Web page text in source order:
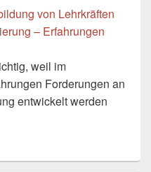
von Lehrkräften
– Erfahrungen
weil im
Forderungen an
entwickelt werden